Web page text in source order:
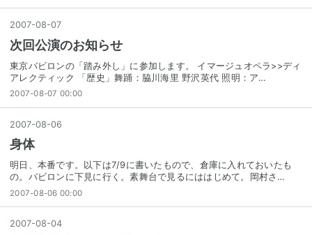
2007-08-07
次回公演のお知らせ
東京バビロンの「踏み外し」に参加します。 イマージュオペラ>>ディ
アレクティック 「歴史」舞踊：脇川海里 野沢英代 照明：ア…
2007-08-07 00:00
2007-08-06
身体
明日、本番です。以下は7/9に書いたもので、倉庫に入れておいたも
の。バビロンに下見に行く。素舞台で見るにははじめて。岡村さ…
2007-08-06 00:00
2007-08-04